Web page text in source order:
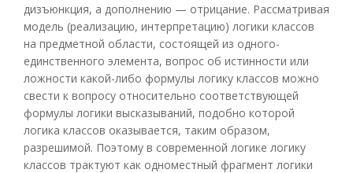
дизъюнкция, а дополнению — отрицание. Рассматривая
модель (реализацию, интерпретацию) логики классов
на предметной области, состоящей из одного-
единственного элемента, вопрос об истинности или
ложности какой-либо формулы логику классов можно
свести к вопросу относительно соответствующей
формулы логики высказываний, подобно которой
логика классов оказывается, таким образом,
разрешимой. Поэтому в современной логике логику
классов трактуют как одноместный фрагмент логики